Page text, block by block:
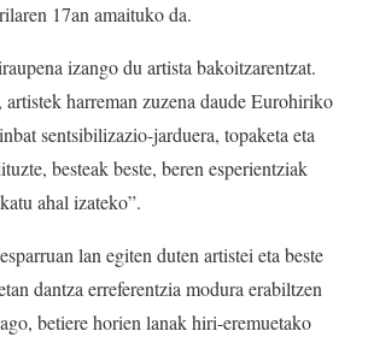
17an amaituko da.
izango du artista bakoitzarentzat.
harreman zuzena daude Eurohiriko
sentsibilizazio-jarduera, topaketa eta
besteak beste, beren esperientziak
ahal izateko”.
lan egiten duten artistei eta beste
dantza erreferentzia modura erabiltzen
betiere horien lanak hiri-eremuetako